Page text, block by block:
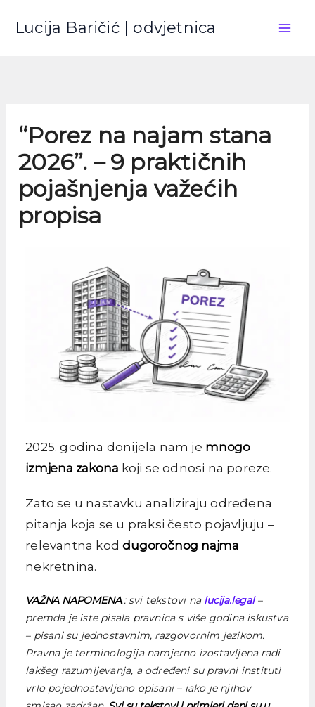
Lucija Baričić | odvjetnica
“Porez na najam stana
2026”. – 9 praktičnih
pojašnjenja važećih
propisa
2025. godina donijela nam je mnogo
izmjena zakona koji se odnosi na poreze.
Zato se u nastavku analiziraju određena
pitanja koja se u praksi često pojavljuju –
relevantna koddugoročnog najma
nekretnina.
VAŽNA NAPOMENA.: svi tekstovi na lucija.legal–
premda je iste pisala pravnica s više godina iskustva
– pisani su jednostavnim, razgovornim jezikom.
Pravna je terminologija namjerno izostavljena radi
lakšeg razumijevanja, a određeni su pravni instituti
vrlo pojednostavljeno opisani – iako je njihov